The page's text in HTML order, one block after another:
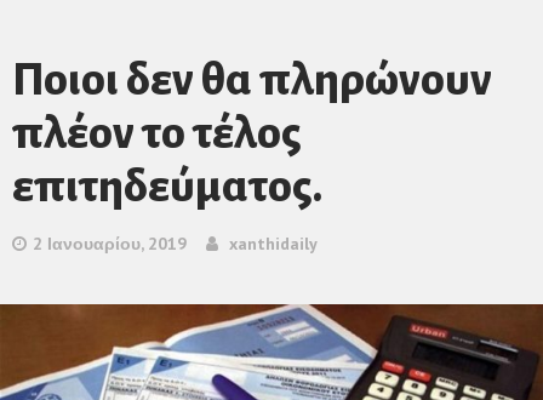
Ποιοι δεν θα πληρώνουν
πλέον το τέλος
επιτηδεύματος.
2 Ιανουαρίου, 2019 xanthidaily